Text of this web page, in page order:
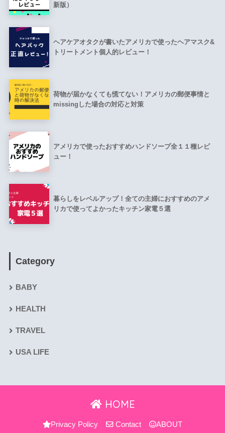
新版）
ヘアケアオタクが書いたアメリカで使ったヘアマスク&
トリートメント個人的レビュー！
荷物が届かなくても慌てない！アメリカの郵便事情と
missingした場合の対応と対策
アメリカで使ったおすすめハンドソープ全１１種レビ
ュー！
暮らしをレベルアップ！全ての主婦におすすめのアメ
リカで使ってよかったキッチン家電５選
Category
BABY
HEALTH
TRAVEL
USA LIFE
HOME
Privacy Policy Contact ABOUT